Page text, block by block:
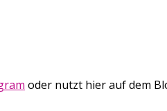
oder nutzt hier auf dem